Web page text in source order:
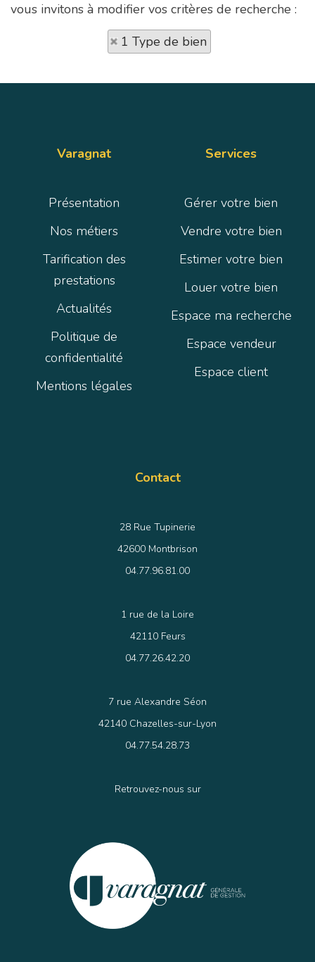
vous invitons à modifier vos critères de recherche :
1 Type de bien
Varagnat
Présentation
Nos métiers
Tarification des
prestations
Actualités
Politique de
confidentialité
Mentions légales
Services
Gérer votre bien
Vendre votre bien
Estimer votre bien
Louer votre bien
Espace ma recherche
Espace vendeur
Espace client
Contact
28 Rue Tupinerie
42600 Montbrison
04.77.96.81.00
1 rue de la Loire
42110 Feurs
04.77.26.42.20
7 rue Alexandre Séon
42140 Chazelles-sur-Lyon
04.77.54.28.73
Retrouvez-nous sur